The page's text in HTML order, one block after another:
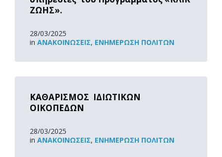
ΖΩΗΣ».
28/03/2025
in ΑΝΑΚOΙΝΏΣΕΙΣ, ΕΝΗΜΈΡΩΣΗ ΠΟΛΙΤΏΝ
ΚΑΘΑΡΙΣΜΟΣ ΙΔΙΩΤΙΚΩΝ
ΟΙΚΟΠΕΔΩΝ
28/03/2025
in ΑΝΑΚOΙΝΏΣΕΙΣ, ΕΝΗΜΈΡΩΣΗ ΠΟΛΙΤΏΝ
Read